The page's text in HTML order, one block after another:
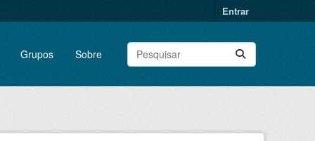
Entrar
Grupos Sobre